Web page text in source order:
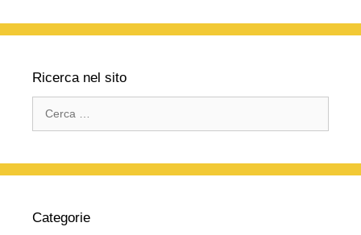
o
k
p
m di
Ricerca nel sito
per:
Categorie